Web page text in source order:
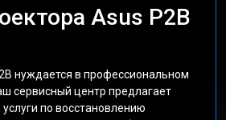
Asus P2B
нуждается в профессиональном
сервисный центр предлагает
по восстановлению